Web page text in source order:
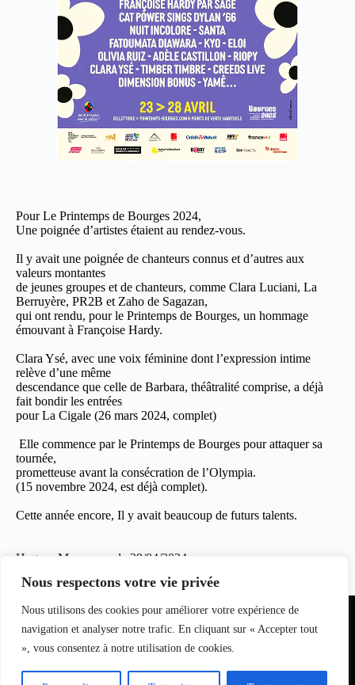
Nous respectons votre vie privée
Nous utilisons des cookies pour améliorer votre expérience de
navigation et analyser notre trafic. En cliquant sur « Accepter tout
», vous consentez à notre utilisation de cookies.
Pour Le Printemps de Bourges 2024,
Une poignée d’artistes étaient au rendez-vous.
Il y avait une poignée de chanteurs connus et d’autres aux
valeurs montantes
de jeunes groupes et de chanteurs, comme Clara Luciani, La
Berruyère, PR2B et Zaho de Sagazan,
qui ont rendu, pour le Printemps de Bourges, un hommage
émouvant à Françoise Hardy.
Clara Ysé, avec une voix féminine dont l’expression intime
relève d’une même
descendance que celle de Barbara, théâtralité comprise, a déjà
fait bondir les entrées
pour La Cigale (26 mars 2024, complet)
Elle commence par le Printemps de Bourges pour attaquer sa
tournée,
prometteuse avant la consécration de l’Olympia.
(15 novembre 2024, est déjà complet).
Cette année encore, Il y avait beaucoup de futurs talents.
Hugues Marcouyau le 29/04/2024
Equipe du
magazine
Contact Partenariat
nfo
pectacle
Bell7infos